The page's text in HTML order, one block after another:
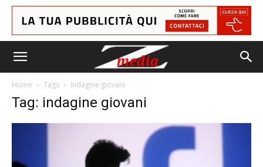
Home Tags Indagine giovani
Tag: indagine giovani